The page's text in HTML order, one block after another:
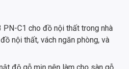
PN-C1 cho đồ nội thất trong nhà
nội thất, vách ngăn phòng, và